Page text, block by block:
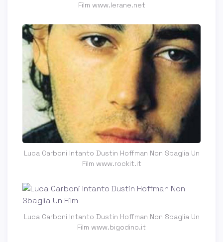
Film www.lerane.net
Luca Carboni Intanto Dustin Hoffman Non Sbaglia Un
Film www.rockit.it
Luca Carboni Intanto Dustin Hoffman Non Sbaglia Un
Film www.bigodino.it